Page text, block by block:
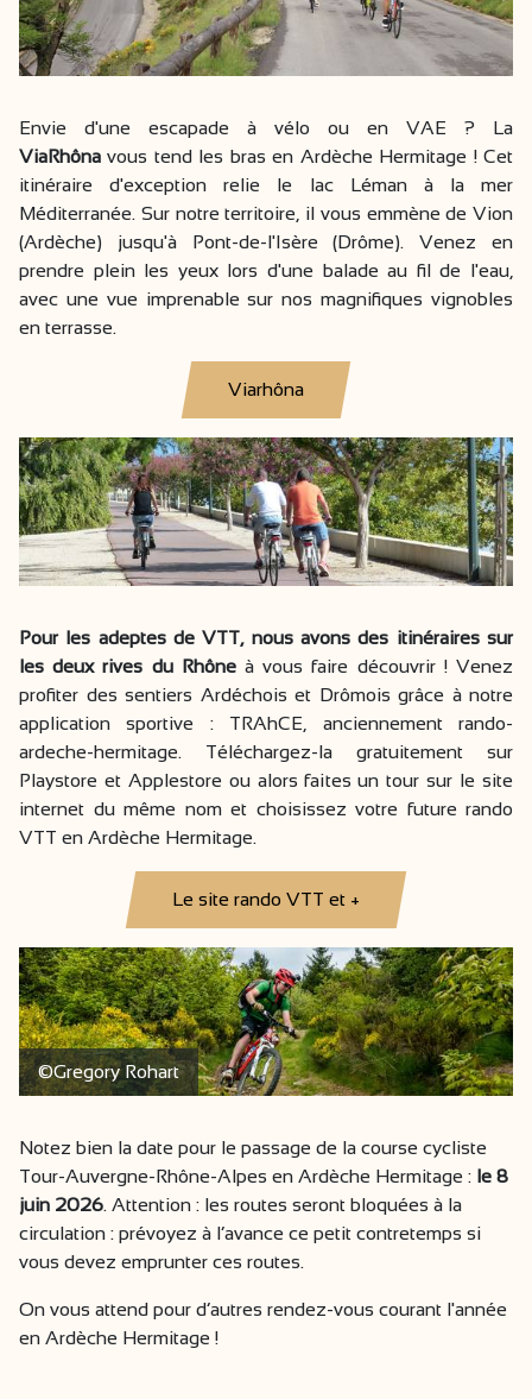
Envie d'une escapade à vélo ou en VAE ? La
ViaRhôna vous tend les bras en Ardèche Hermitage ! Cet
itinéraire d'exception relie le lac Léman à la mer
Méditerranée. Sur notre territoire, il vous emmène de Vion
(Ardèche) jusqu'à Pont-de-l'Isère (Drôme). Venez en
prendre plein les yeux lors d'une balade au fil de l'eau,
avec une vue imprenable sur nos magnifiques vignobles
en terrasse.
Viarhôna
Pour les adeptes de VTT, nous avons des itinéraires sur
les deux rives du Rhôneà vous faire découvrir ! Venez
profiter des sentiers Ardéchois et Drômois grâce à notre
application sportive : TRAhCE, anciennement rando-
ardeche-hermitage. Téléchargez-la gratuitement sur
Playstore et Applestore ou alors faites un tour sur le site
internet du même nom et choisissez votre future rando
VTT en Ardèche Hermitage.
Le site rando VTT et +
©Gregory Rohart
Notez bien la date pour le passage de la course cycliste
Tour-Auvergne-Rhône-Alpes en Ardèche Hermitage : le 8
juin 2026. Attention : les routes seront bloquées à la
circulation : prévoyez à l’avance ce petit contretemps si
vous devez emprunter ces routes.
On vous attend pour d’autres rendez-vous courant l'année
en Ardèche Hermitage !